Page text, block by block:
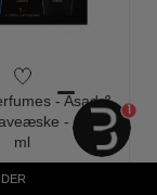
- Asad &
- 2 x 100
ml
1